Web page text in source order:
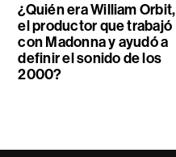
¿Quién era William Orbit,
el productor que trabajó
con Madonna y ayudó a
definir el sonido de los
2000?